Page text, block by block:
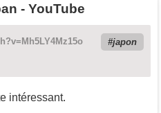
- YouTube
japon
intéressant.